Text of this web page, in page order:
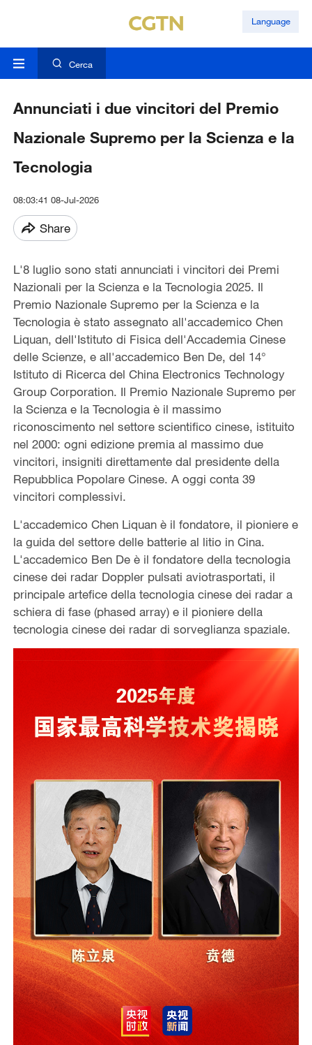
Language
Cerca
Annunciati i due vincitori del Premio
Nazionale Supremo per la Scienza e la
Tecnologia
08:03:41 08-Jul-2026
Share
L'8 luglio sono stati annunciati i vincitori dei Premi
Nazionali per la Scienza e la Tecnologia 2025. Il
Premio Nazionale Supremo per la Scienza e la
Tecnologia è stato assegnato all'accademico Chen
Liquan, dell'Istituto di Fisica dell'Accademia Cinese
delle Scienze, e all'accademico Ben De, del 14°
Istituto di Ricerca del China Electronics Technology
Group Corporation. Il Premio Nazionale Supremo per
la Scienza e la Tecnologia è il massimo
riconoscimento nel settore scientifico cinese, istituito
nel 2000: ogni edizione premia al massimo due
vincitori, insigniti direttamente dal presidente della
Repubblica Popolare Cinese. A oggi conta 39
vincitori complessivi.
L'accademico Chen Liquan è il fondatore, il pioniere e
la guida del settore delle batterie al litio in Cina.
L'accademico Ben De è il fondatore della tecnologia
cinese dei radar Doppler pulsati aviotrasportati, il
principale artefice della tecnologia cinese dei radar a
schiera di fase (phased array) e il pioniere della
tecnologia cinese dei radar di sorveglianza spaziale.